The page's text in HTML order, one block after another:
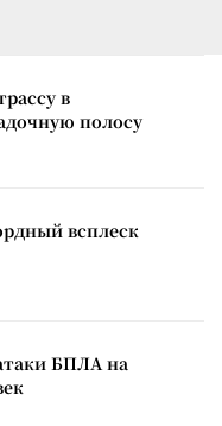
в
полосу
всплеск
БПЛА на